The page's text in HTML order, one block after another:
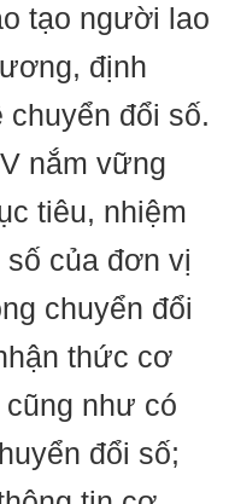
tạo người lao
định
đổi số.
nắm vững
tiêu, nhiệm
của đơn vị
chuyển đổi
thức cơ
như có
đổi số;